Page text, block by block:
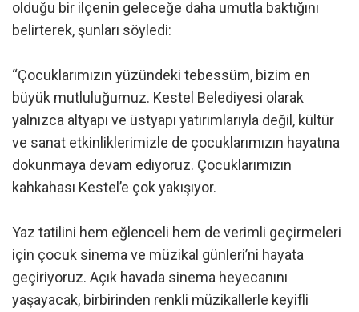
olduğu bir ilçenin geleceğe daha umutla baktığını
belirterek, şunları söyledi:
“Çocuklarımızın yüzündeki tebessüm, bizim en
büyük mutluluğumuz. Kestel Belediyesi olarak
yalnızca altyapı ve üstyapı yatırımlarıyla değil, kültür
ve sanat etkinliklerimizle de çocuklarımızın hayatına
dokunmaya devam ediyoruz. Çocuklarımızın
kahkahası Kestel’e çok yakışıyor.
Yaz tatilini hem eğlenceli hem de verimli geçirmeleri
için çocuk sinema ve müzikal günleri’ni hayata
geçiriyoruz. Açık havada sinema heyecanını
yaşayacak, birbirinden renkli müzikallerle keyifli